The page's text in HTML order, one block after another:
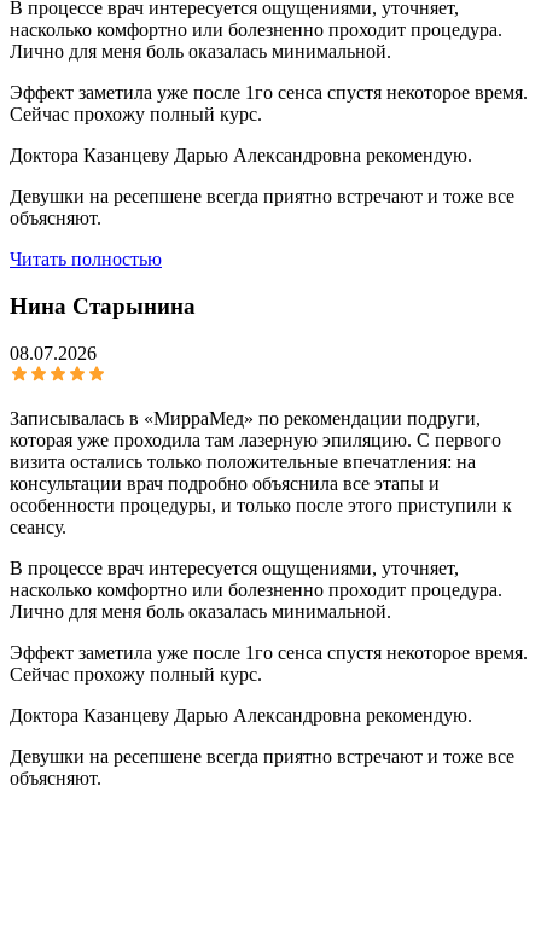
В процессе врач интересуется ощущениями, уточняет,
насколько комфортно или болезненно проходит процедура.
Лично для меня боль оказалась минимальной.
Эффект заметила уже после 1го сенса спустя некоторое время.
Сейчас прохожу полный курс.
Доктора Казанцеву Дарью Александровна рекомендую.
Девушки на ресепшене всегда приятно встречают и тоже все
объясняют.
Читать полностью
Нина Старынина
08.07.2026
Записывалась в «МирраМед» по рекомендации подруги,
которая уже проходила там лазерную эпиляцию. С первого
визита остались только положительные впечатления: на
консультации врач подробно объяснила все этапы и
особенности процедуры, и только после этого приступили к
сеансу.
В процессе врач интересуется ощущениями, уточняет,
насколько комфортно или болезненно проходит процедура.
Лично для меня боль оказалась минимальной.
Эффект заметила уже после 1го сенса спустя некоторое время.
Сейчас прохожу полный курс.
Доктора Казанцеву Дарью Александровна рекомендую.
Девушки на ресепшене всегда приятно встречают и тоже все
объясняют.